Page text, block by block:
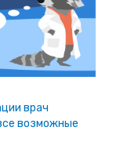
врач
возможные